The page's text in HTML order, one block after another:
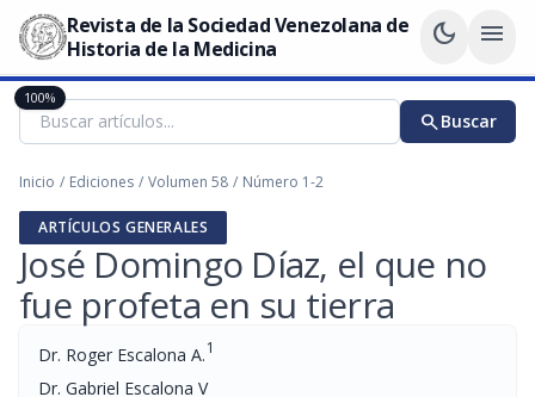
Revista de la Sociedad Venezolana de
Historia de la Medicina
dark_mode menu
searchBuscar
Inicio / Ediciones / Volumen 58 / Número 1-2
ARTÍCULOS GENERALES
José Domingo Díaz, el que no
fue profeta en su tierra
Dr. Roger Escalona A.1
Dr. Gabriel Escalona V
100%